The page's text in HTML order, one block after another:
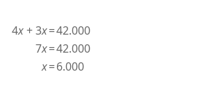
4x+ 3x=42.000
7x=42.000
x=6.000